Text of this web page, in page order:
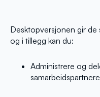
Desktopversjonen gir de
og i tillegg kan du:
Administrere og